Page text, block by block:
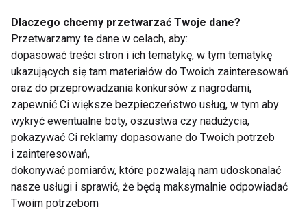
organizmowi zbyt dużych dawek witamin czy
minerałów może przynieść odwrotny skutek, dlatego
– jak we wszystkim – należy zachować umiar.
Zalecana dzienna dawka spożycia dla osób nie
mających problemów zdrowotnych to litr płynu.
Niewskazane jest picie wody kokosowej przy
chorobach nerek lub nadciśnieniu tętniczym. Jest
ona natomiast szczególnie polecana kobietom w
ciąży i w trakcie połogu – zapewni odpowiedni
poziom nawodnienia dziecka oraz uzupełni braki
Dlaczego chcemy przetwarzać Twoje dane?
Przetwarzamy te dane w celach, aby:
dopasować treści stron i ich tematykę, w tym tematykę
ukazujących się tam materiałów do Twoich zainteresowań
oraz do przeprowadzania konkursów z nagrodami,
zapewnić Ci większe bezpieczeństwo usług, w tym aby
wykryć ewentualne boty, oszustwa czy nadużycia,
pokazywać Ci reklamy dopasowane do Twoich potrzeb
i zainteresowań,
dokonywać pomiarów, które pozwalają nam udoskonalać
nasze usługi i sprawić, że będą maksymalnie odpowiadać
Twoim potrzebom